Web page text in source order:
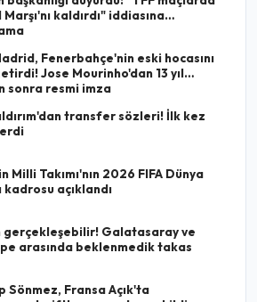
kaldırdı" iddiasına
Fenerbahçe'nin eski hocasını
Jose Mourinho'dan 13 yıl
sonra resmi imza
transfer sözleri! İlk kez
Milli Takımı'nın 2026 FIFA Dünya
kadrosu açıklandı
gerçekleşebilir! Galatasaray ve
arasında beklenmedik takas
Sönmez, Fransa Açık'ta